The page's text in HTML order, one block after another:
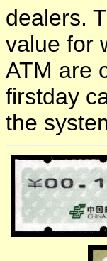
dealers.
value for
ATM are
firstday
the